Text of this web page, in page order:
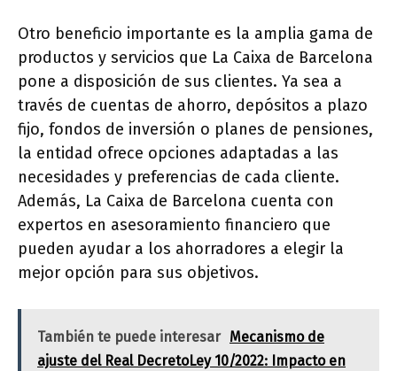
Otro beneficio importante es la amplia gama de
productos y servicios que La Caixa de Barcelona
pone a disposición de sus clientes. Ya sea a
través de cuentas de ahorro, depósitos a plazo
fijo, fondos de inversión o planes de pensiones,
la entidad ofrece opciones adaptadas a las
necesidades y preferencias de cada cliente.
Además, La Caixa de Barcelona cuenta con
expertos en asesoramiento financiero que
pueden ayudar a los ahorradores a elegir la
mejor opción para sus objetivos.
También te puede interesar Mecanismo de
ajuste del Real DecretoLey 10/2022: Impacto en